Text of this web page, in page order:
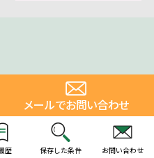
メールでお問い合わせ
歴 保存した条件 お問い合わせ